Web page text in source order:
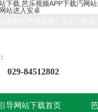
下载,芭乐视频APP下载汅网
站进入安卓
材料生产供应商 • 实用 • 环保
029-84512802
导网站下载首页
新闻资讯